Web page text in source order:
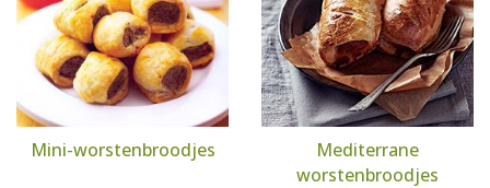
Mini-worstenbroodjes
Mediterrane
worstenbroodjes